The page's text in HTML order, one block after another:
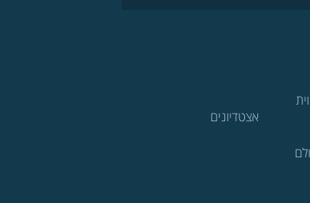
אצטדיונים